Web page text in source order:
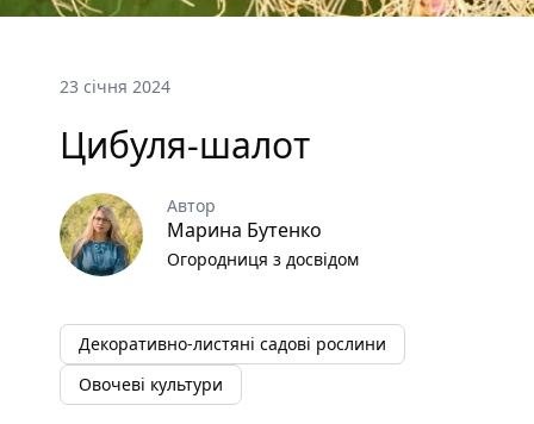
23 січня 2024
Цибуля-шалот
Автор
Марина Бутенко
Огородниця з досвідом
Декоративно-листяні садові рослини
Овочеві культури